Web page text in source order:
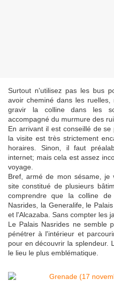
Surtout n'utilisez pas les bus
avoir cheminé dans les
gravir la colline dans les
accompagné du murmure des
En arrivant il est conseillé de
la visite est très strictement
horaires. Sinon, il faut
internet; mais cela est assez
voyage.
Bref, armé de mon sésame, je
site constitué de plusieurs
comprendre que la colline
Nasrides, la Generalife, le
et l'Alcazaba. Sans compter les
Le Palais Nasrides ne semble
pénétrer à l'intérieur et
pour en découvrir la splendeur.
le lieu le plus emblématique.